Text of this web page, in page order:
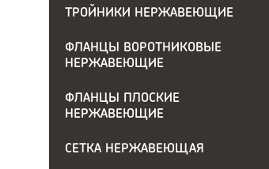
ТРОЙНИКИ НЕРЖАВЕЮЩИЕ
ФЛАНЦЫ ВОРОТНИКОВЫЕ
НЕРЖАВЕЮЩИЕ
ФЛАНЦЫ ПЛОСКИЕ
НЕРЖАВЕЮЩИЕ
СЕТКА НЕРЖАВЕЮЩАЯ